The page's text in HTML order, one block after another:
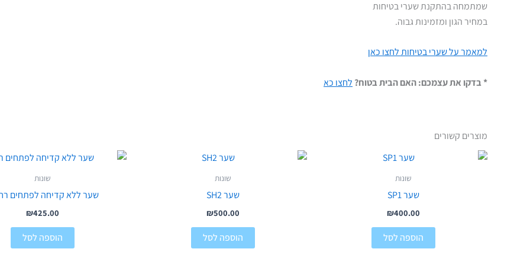
שמתמחה בהתקנת שערי בטיחות
במחיר הגון ומזמינות גבוה.
למאמר על שערי בטיחות לחצו כאן
* בדקו את עצמכם: האם הבית בטוח? לחצו כא
מוצרים קשורים
שונות
שער SP1
₪400.00
הוספה לסל
שונות
שער SH2
₪500.00
הוספה לסל
שונות
שער ללא קדיחה לפתחים
₪425.00
הוספה לסל